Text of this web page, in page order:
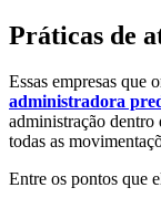
Práticas de
Essas empresas que
administradora
administração dentro
todas as
Entre os pontos que